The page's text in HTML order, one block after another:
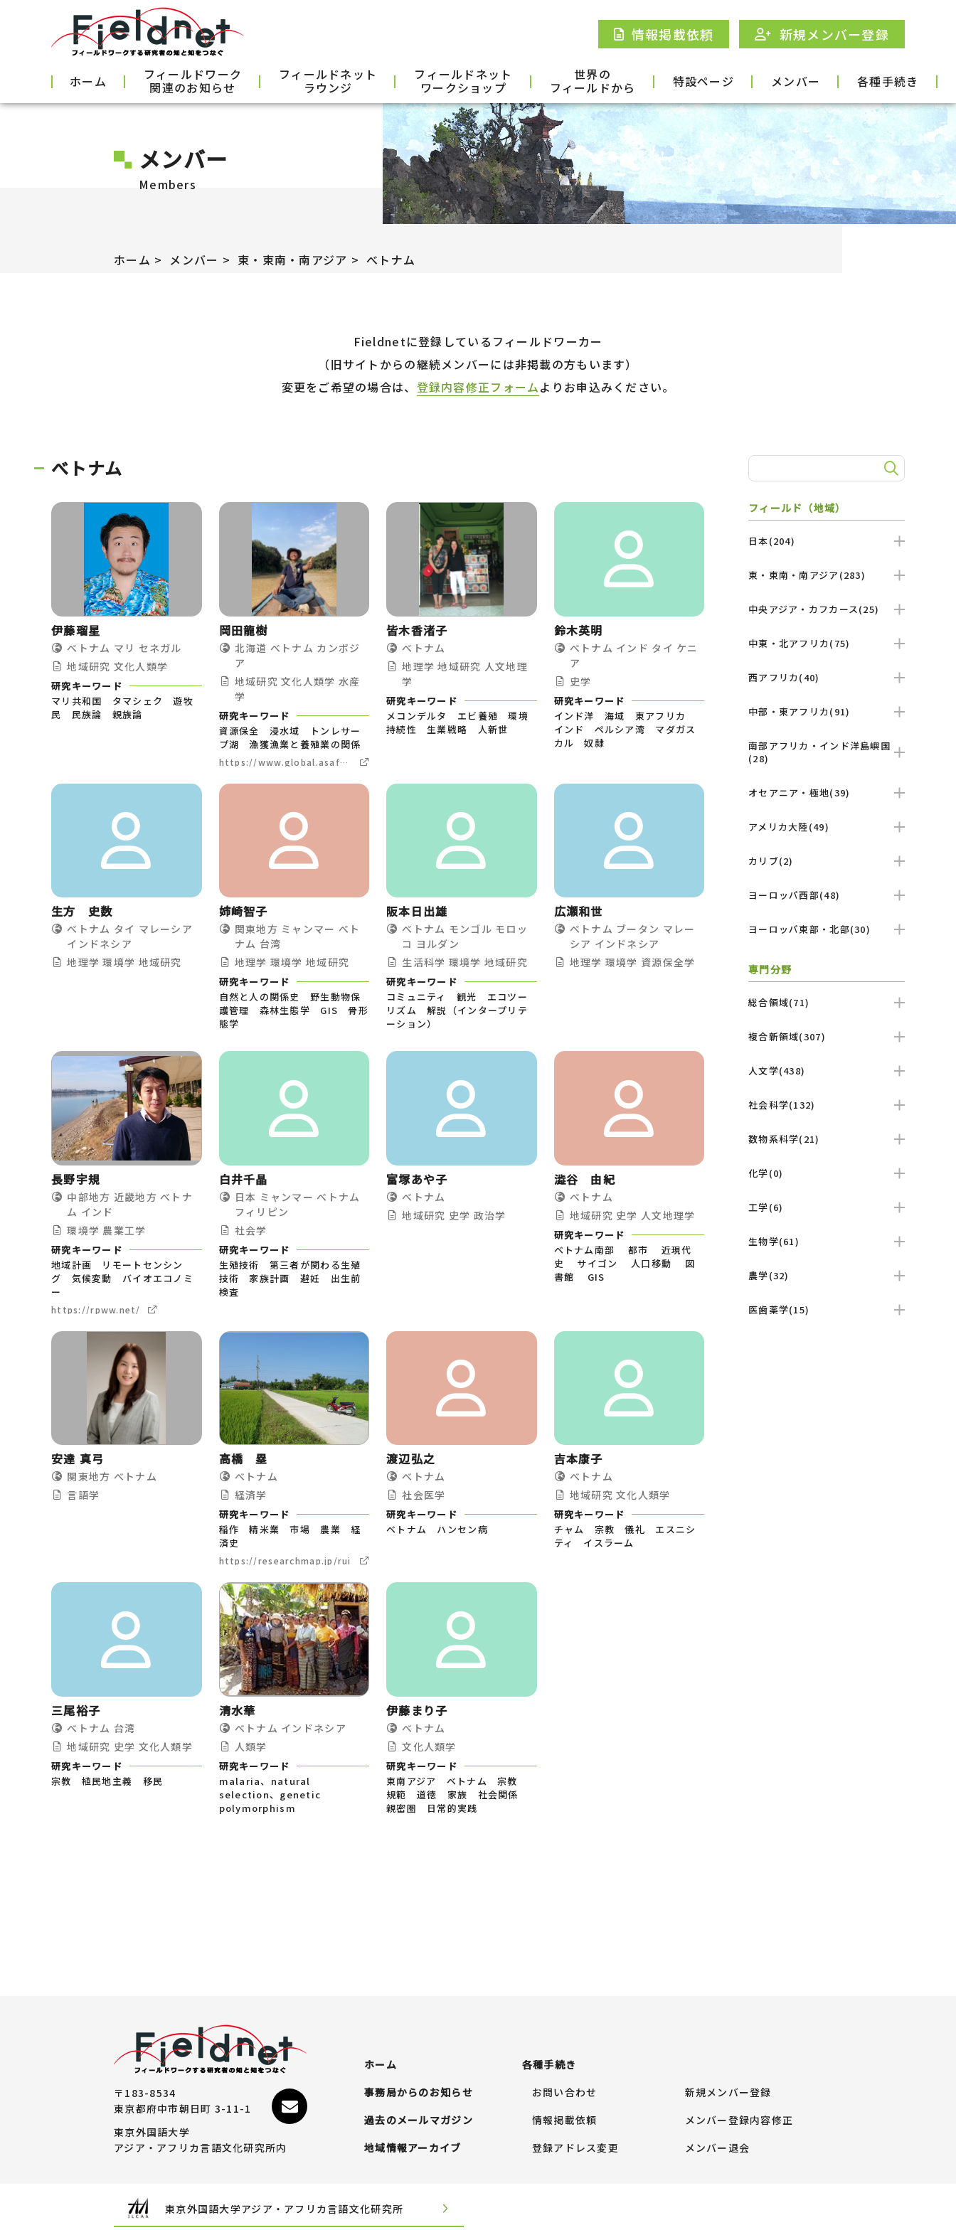
情報掲載依頼 新規メンバー登録
ホーム フィールドワーク
関連のお知らせ
フィールドネット
ラウンジ
フィールドネット
ワークショップ
世界の
フィールドから 特設ページ メンバー 各種手続き
メンバー
Members
ホーム メンバー 東・東南・南アジア べトナム
Fieldnetに登録しているフィールドワーカー
（旧サイトからの継続メンバーには非掲載の方もいます）
変更をご希望の場合は、 登録内容修正フォームよりお申込みください。
べトナム
伊藤瑠星
べトナム マリ セネガル
地域研究 文化人類学
研究キーワード
マリ共和国 タマシェク 遊牧
民 民族論 親族論
岡田龍樹
北海道 べトナム カンボジ
ア
地域研究 文化人類学 水産
学
研究キーワード
資源保全 浸水域 トンレサー
プ湖 漁獲漁業と養殖業の関係
https://www.global.asafas.kyoto-
u.ac.jp/insei/students/okada/
皆木香渚子
べトナム
地理学 地域研究 人文地理
学
研究キーワード
メコンデルタ エビ養殖 環境
持続性 生業戦略 人新世
鈴木英明
べトナム インド タイ ケニ
ア
史学
研究キーワード
インド洋 海域 東アフリカ
インド ペルシア湾 マダガス
カル 奴隷
生方 史数
べトナム タイ マレーシア
インドネシア
地理学 環境学 地域研究
姉崎智子
関東地方 ミャンマー べト
ナム 台湾
地理学 環境学 地域研究
研究キーワード
自然と人の関係史 野生動物保
護管理 森林生態学 GIS 骨形
態学
阪本日出雄
べトナム モンゴル モロッ
コ ヨルダン
生活科学 環境学 地域研究
研究キーワード
コミュニティ 観光 エコツー
リズム 解説（インタープリテ
ーション）
広瀬和世
べトナム ブータン マレー
シア インドネシア
地理学 環境学 資源保全学
長野宇規
中部地方 近畿地方 べトナ
ム インド
環境学 農業工学
研究キーワード
地域計画 リモートセンシン
グ 気候変動 バイオエコノミ
ー
https://rpww.net/
白井千晶
日本 ミャンマー べトナム
フィリピン
社会学
研究キーワード
生殖技術 第三者が関わる生殖
技術 家族計画 避妊 出生前
検査
富塚あや子
べトナム
地域研究 史学 政治学
澁谷 由紀
べトナム
地域研究 史学 人文地理学
研究キーワード
ベトナム南部 都市 近現代
史 サイゴン 人口移動 図
書館 GIS
安達 真弓
関東地方 べトナム
言語学
高橋 塁
べトナム
経済学
研究キーワード
稲作 精米業 市場 農業 経
済史
https://researchmap.jp/rui_toiten
渡辺弘之
べトナム
社会医学
研究キーワード
ベトナム ハンセン病
吉本康子
べトナム
地域研究 文化人類学
研究キーワード
チャム 宗教 儀礼 エスニシ
ティ イスラーム
三尾裕子
べトナム 台湾
地域研究 史学 文化人類学
研究キーワード
宗教 植民地主義 移民
清水華
べトナム インドネシア
人類学
研究キーワード
malaria、natural
selection、genetic
polymorphism
伊藤まり子
べトナム
文化人類学
研究キーワード
東南アジア ベトナム 宗教
規範 道徳 家族 社会関係
親密圏 日常的実践
フィールド（地域）
日本(204)
東・東南・南アジア(283)
中央アジア・カフカース(25)
中東・北アフリカ(75)
西アフリカ(40)
中部・東アフリカ(91)
南部アフリカ・インド洋島嶼国
(28)
オセアニア・極地(39)
アメリカ大陸(49)
カリブ(2)
ヨーロッパ西部(48)
ヨーロッパ東部・北部(30)
専門分野
総合領域(71)
複合新領域(307)
人文学(438)
社会科学(132)
数物系科学(21)
化学(0)
工学(6)
生物学(61)
農学(32)
医歯薬学(15)
〒183-8534
東京都府中市朝日町 3-11-1
東京外国語大学
アジア・アフリカ言語文化研究所内
ホーム
事務局からのお知らせ
過去のメールマガジン
地域情報アーカイブ
各種手続き
お問い合わせ
新規メンバー登録
情報掲載依頼
メンバー登録内容修正
登録アドレス変更
メンバー退会
東京外国語大学アジア・アフリカ言語文化研究所